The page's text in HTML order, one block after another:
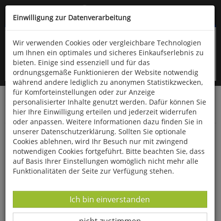
Kompletten Head der Seite überspringen
oder (06766) 9323-960
Startseite Technik & Freizeit
Spiel & Spaß
Gesellschaftsspiele
Deluxe-Set »Shut the Box«
Einwilligung zur Datenverarbeitung
Wir verwenden Cookies oder vergleichbare Technologien
um Ihnen ein optimales und sicheres Einkaufserlebnis zu
bieten. Einige sind essenziell und für das
ordnungsgemäße Funktionieren der Website notwendig
während andere lediglich zu anonymen Statistikzwecken,
für Komforteinstellungen oder zur Anzeige
personalisierter Inhalte genutzt werden. Dafür können Sie
hier Ihre Einwilligung erteilen und jederzeit widerrufen
oder anpassen. Weitere Informationen dazu finden Sie in
unserer Datenschutzerklärung. Sollten Sie optionale
Cookies ablehnen, wird Ihr Besuch nur mit zwingend
notwendigen Cookies fortgeführt. Bitte beachten Sie, dass
auf Basis Ihrer Einstellungen womöglich nicht mehr alle
Funktionalitäten der Seite zur Verfügung stehen.
Datenverarbeitung -
Ich bin einverstanden